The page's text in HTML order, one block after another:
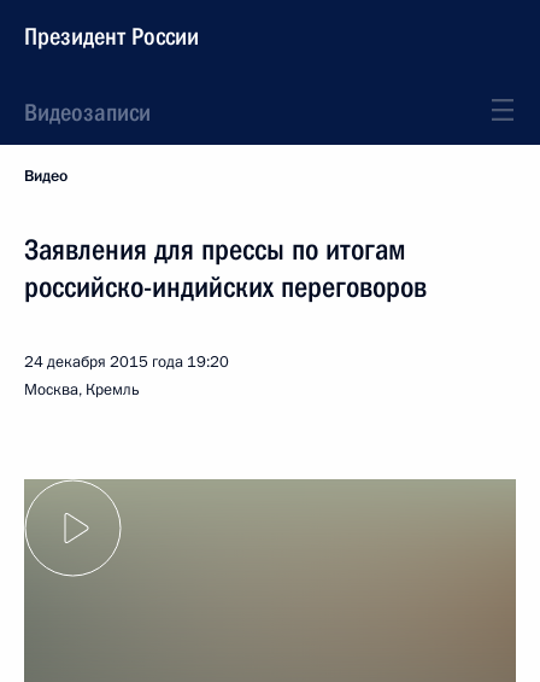
Президент России
Видеозаписи
Видео
Заявления для прессы по итогам
российско-индийских переговоров
24 декабря 2015 года 19:20
Москва, Кремль